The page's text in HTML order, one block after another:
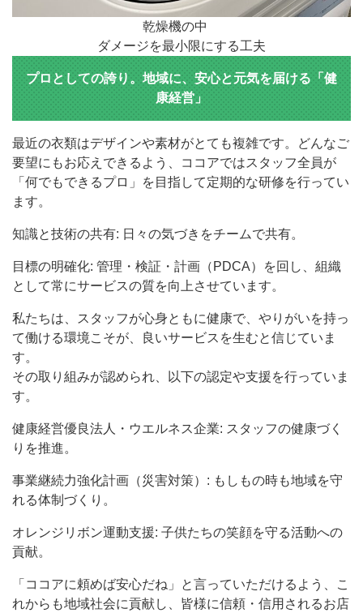
乾燥機の中
ダメージを最小限にする工夫
プロとしての誇り。地域に、安心と元気を届ける「健
康経営」
最近の衣類はデザインや素材がとても複雑です。どんなご
要望にもお応えできるよう、ココアではスタッフ全員が
「何でもできるプロ」を目指して定期的な研修を行ってい
ます。
知識と技術の共有: 日々の気づきをチームで共有。
目標の明確化: 管理・検証・計画（PDCA）を回し、組織
として常にサービスの質を向上させています。
私たちは、スタッフが心身ともに健康で、やりがいを持っ
て働ける環境こそが、良いサービスを生むと信じていま
す。
その取り組みが認められ、以下の認定や支援を行っていま
す。
健康経営優良法人・ウエルネス企業: スタッフの健康づく
りを推進。
事業継続力強化計画（災害対策）: もしもの時も地域を守
れる体制づくり。
オレンジリボン運動支援: 子供たちの笑顔を守る活動への
貢献。
「ココアに頼めば安心だね」と言っていただけるよう、こ
れからも地域社会に貢献し、皆様に信頼・信用されるお店